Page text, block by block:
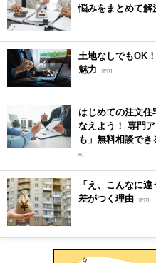
悩みをまとめて解
土地なしでもOK
魅力
[PR]
はじめての注文住
なえよう！ 専門
も」無料相談で
R]
「え、こんなに
差がつく理由 [PR]